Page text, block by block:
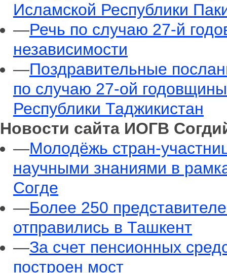
Исламской Республики
—Речь по случаю 27-й
независимости
—Поздравительные
по случаю 27-ой
Республики Таджикистан
Новости сайта ИОГВ
—Молодёжь стран-
научными знаниями в
Согде
—Более 250
отправились в Ташкент
—За счет пенсионных
построен мост